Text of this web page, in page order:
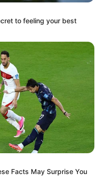
to feeling your best
Facts May Surprise You